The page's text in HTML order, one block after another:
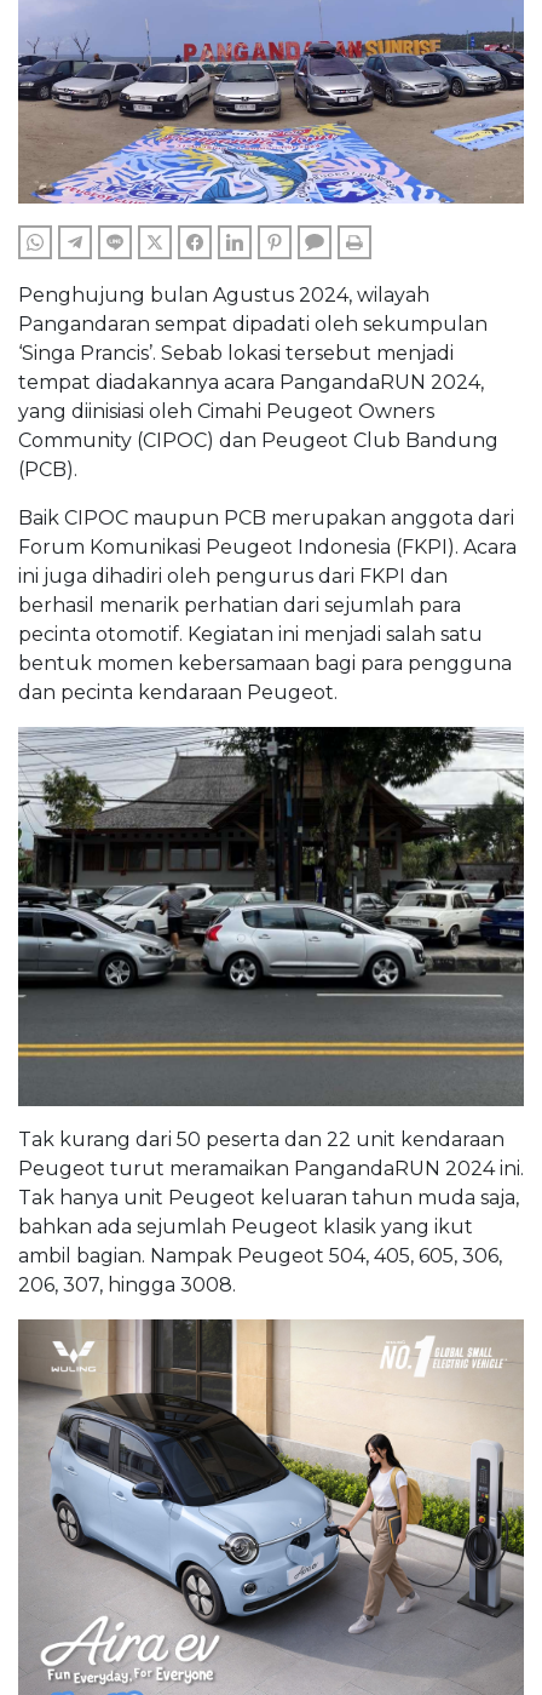
WHATSAPPTELEGRAM
LINE TWITTERFACEBOOKLINKEDINPINTERESTCOMMENTS
Penghujung bulan Agustus 2024, wilayah
Pangandaran sempat dipadati oleh sekumpulan
‘Singa Prancis’. Sebab lokasi tersebut menjadi
tempat diadakannya acara PangandaRUN 2024,
yang diinisiasi oleh Cimahi Peugeot Owners
Community (CIPOC) dan Peugeot Club Bandung
(PCB).
Baik CIPOC maupun PCB merupakan anggota dari
Forum Komunikasi Peugeot Indonesia (FKPI). Acara
ini juga dihadiri oleh pengurus dari FKPI dan
berhasil menarik perhatian dari sejumlah para
pecinta otomotif. Kegiatan ini menjadi salah satu
bentuk momen kebersamaan bagi para pengguna
dan pecinta kendaraan Peugeot.
Tak kurang dari 50 peserta dan 22 unit kendaraan
Peugeot turut meramaikan PangandaRUN 2024 ini.
Tak hanya unit Peugeot keluaran tahun muda saja,
bahkan ada sejumlah Peugeot klasik yang ikut
ambil bagian. Nampak Peugeot 504, 405, 605, 306,
206, 307, hingga 3008.